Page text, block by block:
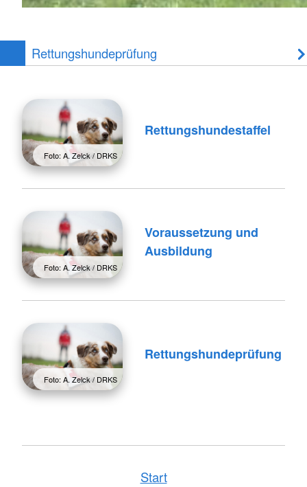
Rettungshundeprüfung
Foto: A. Zelck / DRKS
Rettungshundestaffel
Foto: A. Zelck / DRKS
Voraussetzung und
Ausbildung
Foto: A. Zelck / DRKS
Rettungshundeprüfung
Start